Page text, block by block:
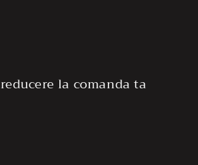
la comanda ta